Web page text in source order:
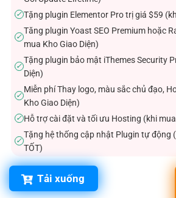
✓Tặng plugin Elementor Pro trị giá $59
✓
Tăng plugin Yoast SEO Premium hoặc
mua Kho Giao Diện)
✓
Tặng plugin bảo mật iThemes Security
Diện)
✓
Miễn phí Thay logo, màu sắc chủ đạo,
Kho Giao Diện)
✓Hỗ trợ cài đặt và tối ưu Hosting (khi
✓
Tặng hệ thống cập nhật Plugin tự động
TỐT)
Tải xuống